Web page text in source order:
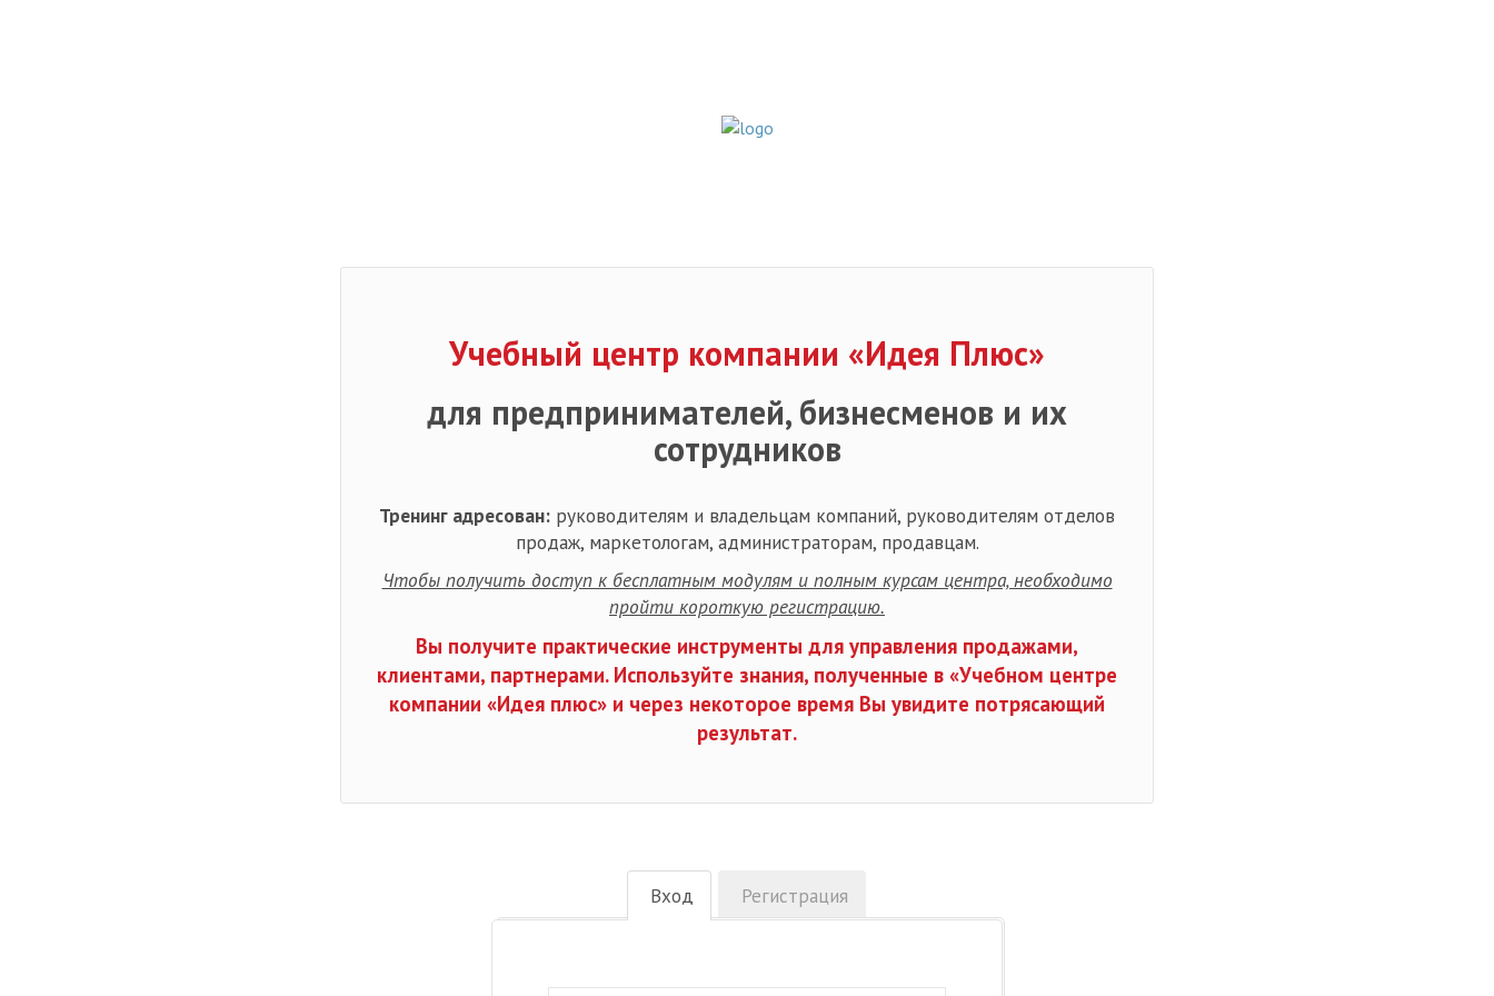
Учебный центр компании «Идея Плюс»
для предпринимателей, бизнесменов и их
сотрудников
Тренинг адресован: руководителям и владельцам компаний, руководителям отделов
продаж, маркетологам, администраторам, продавцам.
Чтобы получить доступ к бесплатным модулям и полным курсам центра, необходимо
пройти короткую регистрацию.
Вы получите практические инструменты для управления продажами,
клиентами, партнерами. Используйте знания, полученные в «Учебном центре
компании «Идея плюс» и через некоторое время Вы увидите потрясающий
результат.
Вход Регистрация